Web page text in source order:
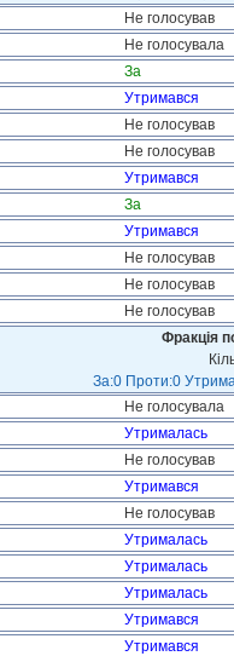
Не голосував
Не голосувала
За
Утримався
Не голосував
Не голосував
Утримався
За
Утримався
Не голосував
Не голосував
Не голосував
Фракція
За:0 Проти:0
Не голосувала
Утрималась
Не голосував
Утримався
Не голосував
Утрималась
Утрималась
Утрималась
Утримався
Утримався